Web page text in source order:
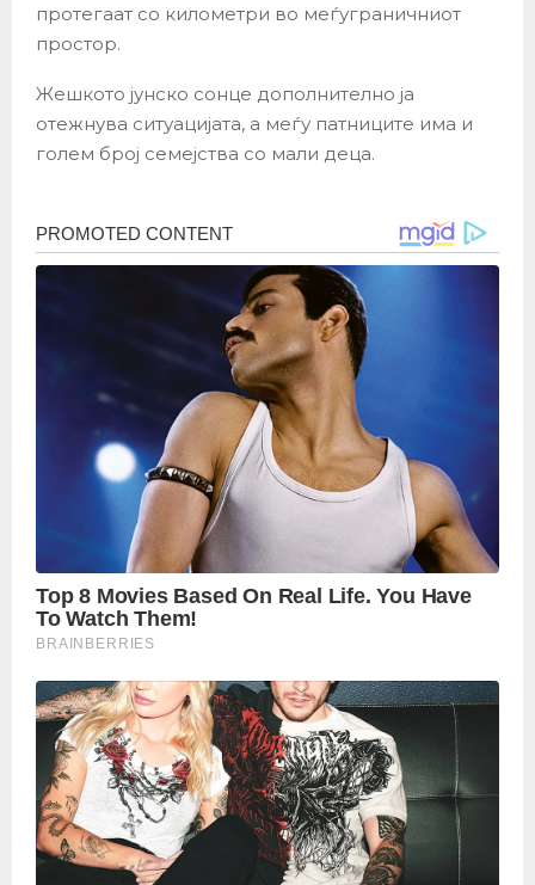
протегаат со километри во меѓуграничниот
простор.
Жешкото јунско сонце дополнително ја
отежнува ситуацијата, а меѓу патниците има и
голем број семејства со мали деца.